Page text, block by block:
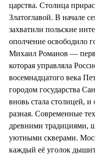
царства. Столица
Златоглавой. В начале
захватили польские
ополчение освободило
Михаил Романов —
которая управляла
восемнадцатого века
городом государства
вновь стала столицей,
разная. Современные
древними
уютными скверами.
каждый её уголок